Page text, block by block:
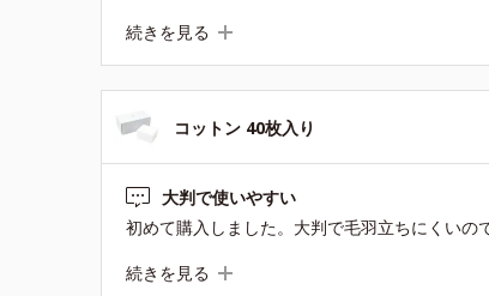
続きを見る
コットン 40枚入り
大判で使いやすい
続きを見る